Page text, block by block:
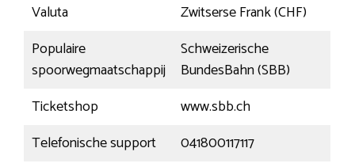
Valuta
Zwitserse Frank (CHF)
Populaire
spoorwegmaatschappij
Schweizerische
BundesBahn (SBB)
Ticketshop
www.sbb.ch
Telefonische support
041800117117